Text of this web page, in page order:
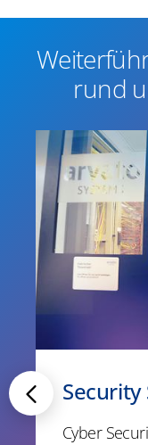
rund
Security
Cyber